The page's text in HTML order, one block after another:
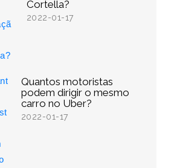
Cortella?
2022-01-17
Quantos motoristas
podem dirigir o mesmo
carro no Uber?
2022-01-17